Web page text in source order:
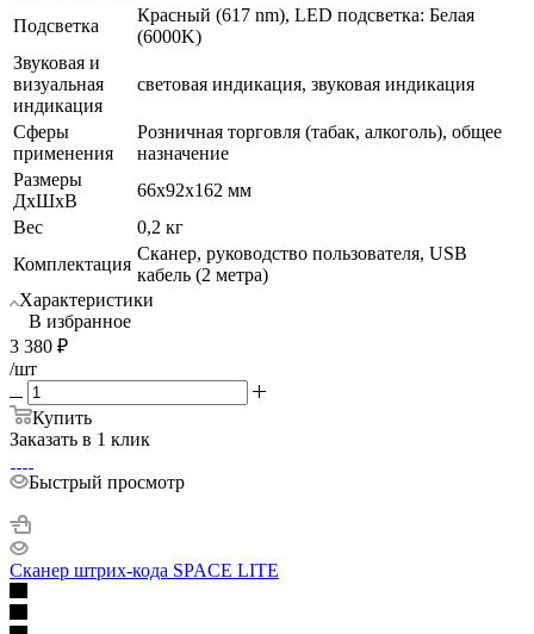
Подсветка
Красный (617 nm), LED подсветка: Белая
(6000K)
Звуковая и
визуальная
индикация
световая индикация, звуковая индикация
Сферы
применения
Розничная торговля (табак, алкоголь), общее
назначение
Размеры
ДхШхВ
66x92x162 мм
Вес
0,2 кг
Комплектация
Сканер, руководство пользователя, USB
кабель (2 метра)
Характеристики
В избранное
3 380 ₽
/шт
Купить
Заказать в 1 клик
Быстрый просмотр
Сканер штрих-кода SPACE LITE